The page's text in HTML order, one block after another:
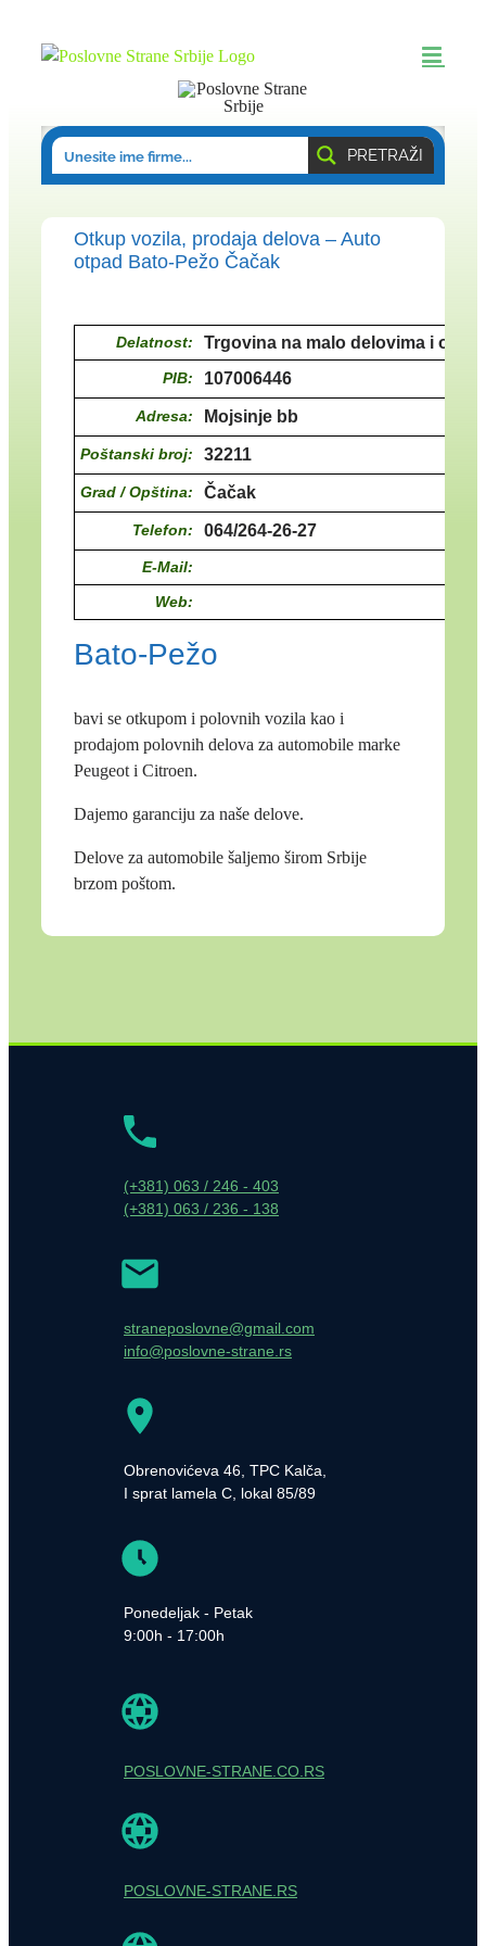
PRETRAŽI
Otkup vozila, prodaja delova – Auto
otpad Bato-Pežo Čačak
Delatnost: Trgovina na malo delovima i
PIB: 107006446
Adresa: Mojsinje bb
Poštanski broj: 32211
Grad / Opština: Čačak
Telefon: 064/264-26-27
E-Mail:
Web:
Bato-Pežo
bavi se otkupom i polovnih vozila kao i
prodajom polovnih delova za automobile marke
Peugeot i Citroen.
Dajemo garanciju za naše delove.
Delove za automobile šaljemo širom Srbije
brzom poštom.
(+381) 063 / 246 - 403
(+381) 063 / 236 - 138
straneposlovne@gmail.com
info@poslovne-strane.rs
Obrenovićeva 46, TPC Kalča,
I sprat lamela C, lokal 85/89
Ponedeljak - Petak
9:00h - 17:00h
POSLOVNE-STRANE.CO.RS
POSLOVNE-STRANE.RS